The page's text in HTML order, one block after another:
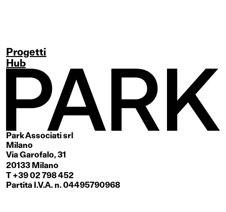
Progetti
Hub
Park Associati srl
Milano
Via Garofalo, 31
20133 Milano
T +39 02 798 452
Partita I.V.A. n. 04495790968